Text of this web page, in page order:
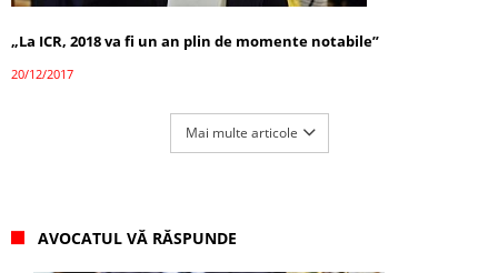
„La ICR, 2018 va fi un an plin de momente notabile”
20/12/2017
Mai multe articole
AVOCATUL VĂ RĂSPUNDE